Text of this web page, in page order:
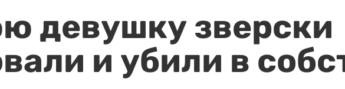
девушку зверски
и убили в